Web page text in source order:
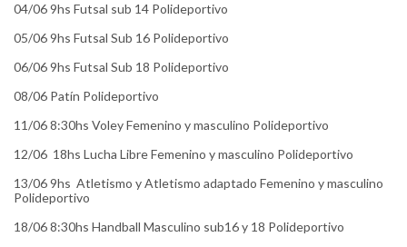
04/06 9hs Futsal sub 14 Polideportivo
05/06 9hs Futsal Sub 16 Polideportivo
06/06 9hs Futsal Sub 18 Polideportivo
08/06 Patín Polideportivo
11/06 8:30hs Voley Femenino y masculino Polideportivo
12/06 18hs Lucha Libre Femenino y masculino Polideportivo
13/06 9hs Atletismo y Atletismo adaptado Femenino y masculino
Polideportivo
18/06 8:30hs Handball Masculino sub16 y 18 Polideportivo